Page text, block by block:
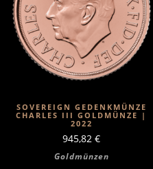
SOVEREIGN GEDENKMÜNZE
CHARLES III GOLDMÜNZE |
2022
945,82 €
Goldmünzen